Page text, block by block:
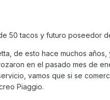
50 tacos y futuro poseedor
de esto hace muchos
en el pasado mes de
vamos que si se
Piaggio.